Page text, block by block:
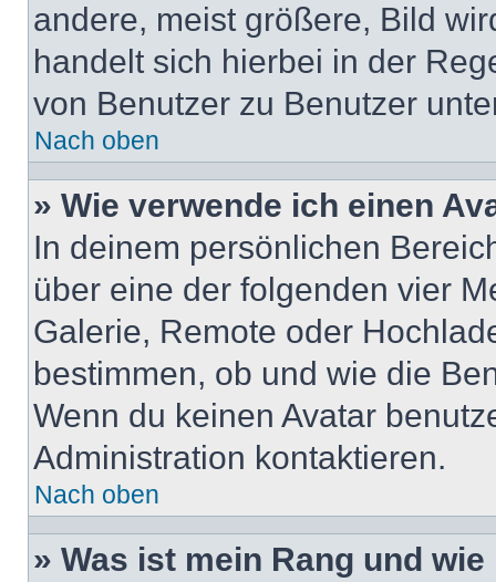
andere, meist größere, Bild
handelt sich hierbei in der
von Benutzer zu Benutzer
Nach oben
» Wie verwende ich einen
In deinem persönlichen
über eine der folgenden vier
Galerie, Remote oder
bestimmen, ob und wie die
Wenn du keinen Avatar
Administration kontaktieren.
Nach oben
» Was ist mein Rang und